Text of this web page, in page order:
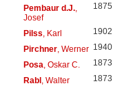
Pembaur d.J.,
Josef
1875
Pilss , Karl 1902
Pirchner, Werner 1940
Posa , Oskar C. 1873
Rabl, Walter 1873